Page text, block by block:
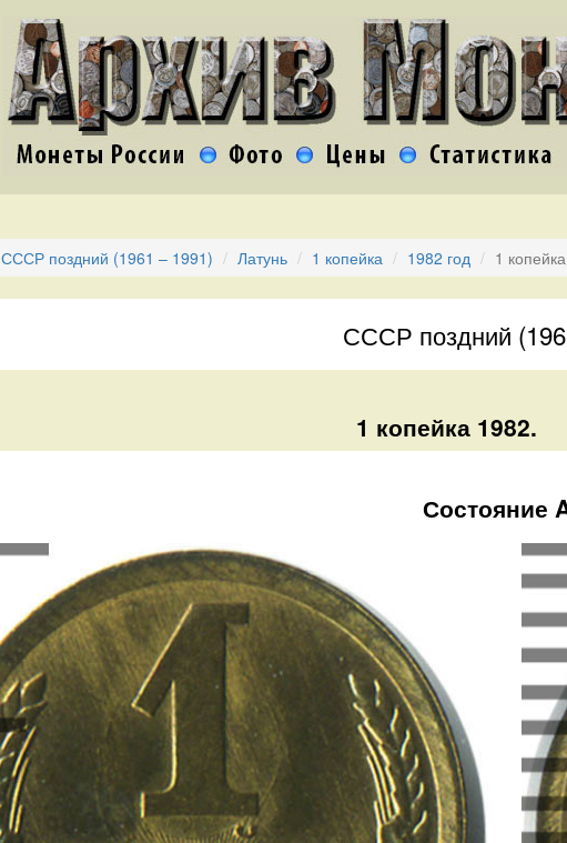
СССР поздний (1961 – 1991) Латунь 1 копейка 1982 год 1
СССР поздний
1 копейка 1982.
Состояние